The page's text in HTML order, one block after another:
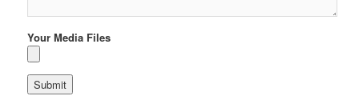
Your Media Files